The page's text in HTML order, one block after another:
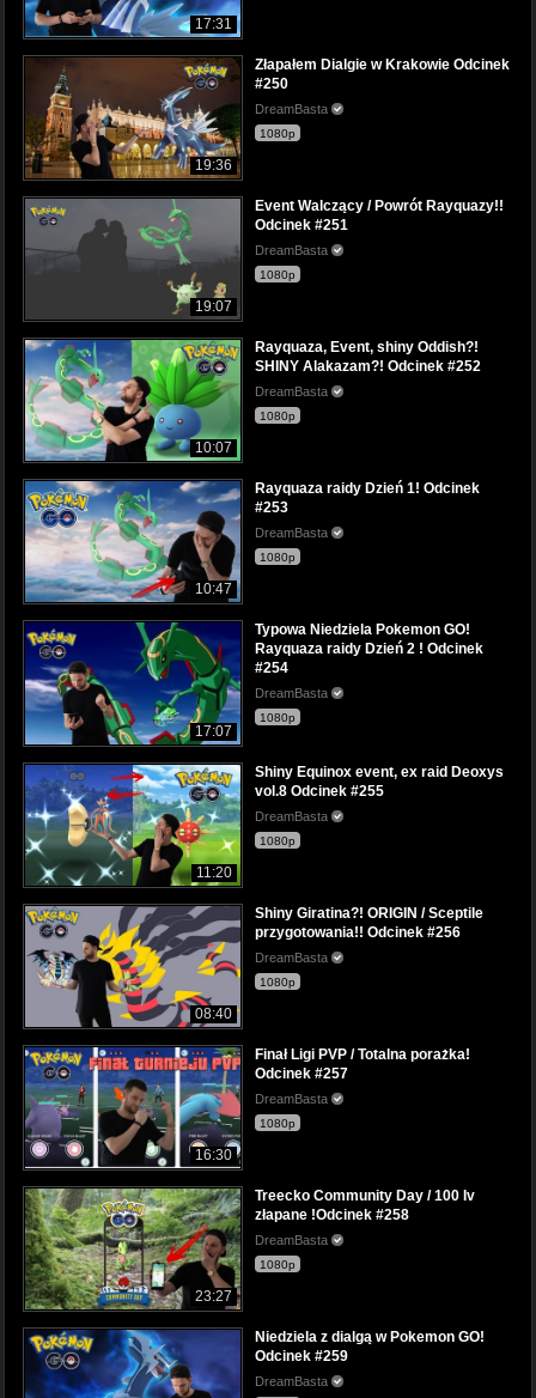
17:31
19:36
Złapałem Dialgie w Krakowie Odcinek
#250
DreamBasta
1080p
19:07
Event Walczący / Powrót Rayquazy!!
Odcinek #251
DreamBasta
1080p
10:07
Rayquaza, Event, shiny Oddish?!
SHINY Alakazam?! Odcinek #252
DreamBasta
1080p
10:47
Rayquaza raidy Dzień 1! Odcinek
#253
DreamBasta
1080p
17:07
Typowa Niedziela Pokemon GO!
Rayquaza raidy Dzień 2 ! Odcinek
#254
DreamBasta
1080p
11:20
Shiny Equinox event, ex raid Deoxys
vol.8 Odcinek #255
DreamBasta
1080p
08:40
Shiny Giratina?! ORIGIN / Sceptile
przygotowania!! Odcinek #256
DreamBasta
1080p
16:30
Finał Ligi PVP / Totalna porażka!
Odcinek #257
DreamBasta
1080p
23:27
Treecko Community Day / 100 Iv
złapane !Odcinek #258
DreamBasta
1080p
Niedziela z dialgą w Pokemon GO!
Odcinek #259
DreamBasta